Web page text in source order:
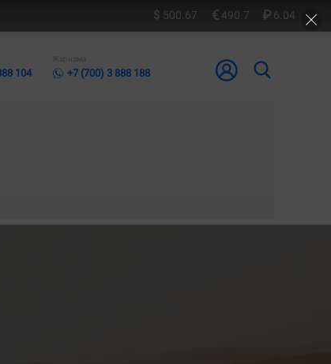
500.67 490.7 6.04
104
Жарнама
+7 (700) 3 888 188